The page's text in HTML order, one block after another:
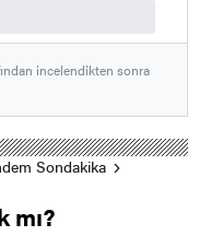
incelendikten sonra
Sondakika
mı?